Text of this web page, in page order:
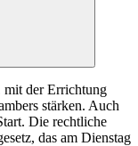
mit der Errichtung
stärken. Auch
Die rechtliche
das am Dienstag